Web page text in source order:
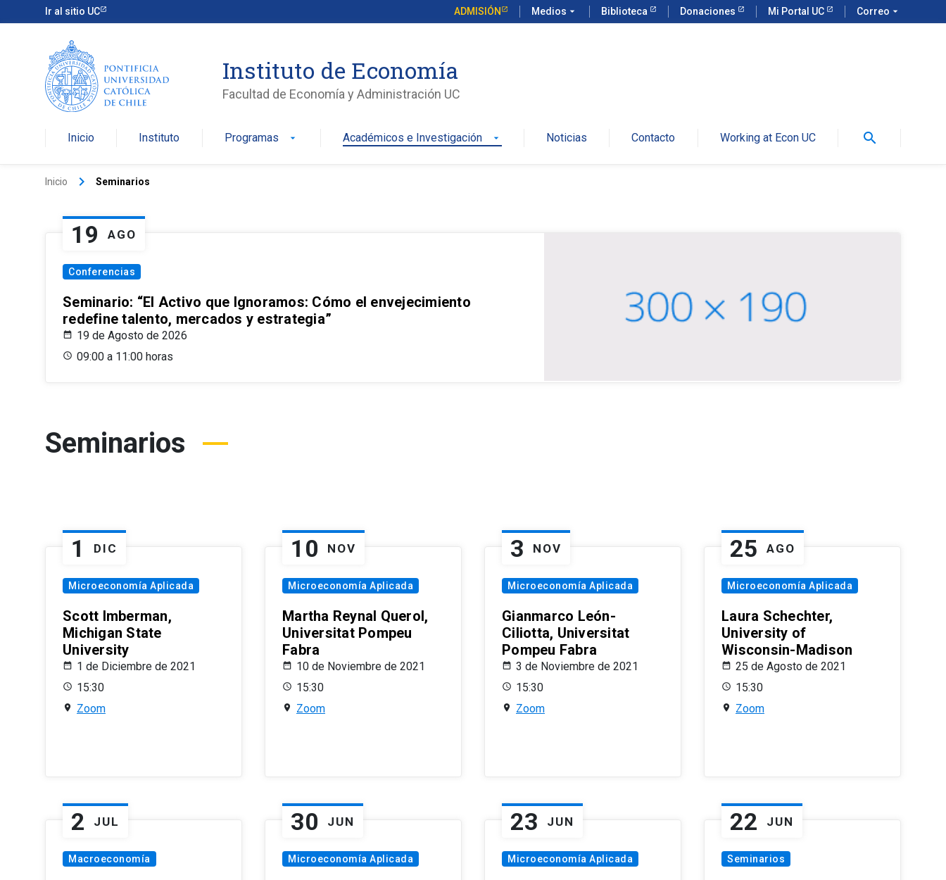
Ir al sitio UC ADMISIÓN Medios arrow_drop_down Biblioteca Donaciones Mi Portal UC Correo arrow_drop_down
Instituto de Economía
Facultad de Economía y Administración UC
Inicio Instituto Programas arrow_drop_down Académicos e Investigación arrow_drop_down Noticias Contacto Working at Econ UC search
Inicio keyboard_arrow_right Seminarios
19 AGO
Conferencias
Seminario: “El Activo que Ignoramos: Cómo el envejecimiento
redefine talento, mercados y estrategia”
19 de Agosto de 2026
09:00 a 11:00 horas
Seminarios
1 DIC
Microeconomía Aplicada
Scott Imberman,
Michigan State
University
1 de Diciembre de 2021
15:30
Zoom
10 NOV
Microeconomía Aplicada
Martha Reynal Querol,
Universitat Pompeu
Fabra
10 de Noviembre de 2021
15:30
Zoom
3 NOV
Microeconomía Aplicada
Gianmarco León-
Ciliotta, Universitat
Pompeu Fabra
3 de Noviembre de 2021
15:30
Zoom
25 AGO
Microeconomía Aplicada
Laura Schechter,
University of
Wisconsin-Madison
25 de Agosto de 2021
15:30
Zoom
2 JUL
Macroeconomía
30 JUN
Microeconomía Aplicada
23 JUN
Microeconomía Aplicada
22 JUN
Seminarios